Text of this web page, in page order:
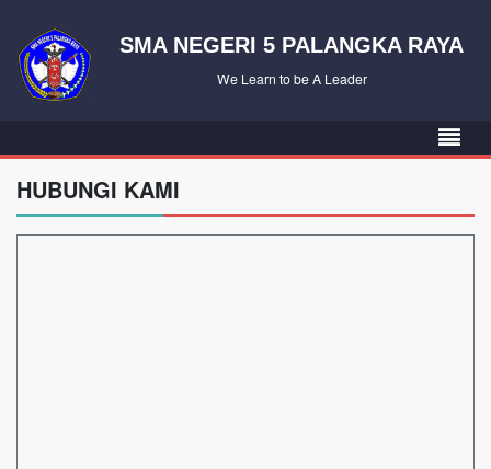
SMA NEGERI 5 PALANGKA RAYA
We Learn to be A Leader
HUBUNGI KAMI